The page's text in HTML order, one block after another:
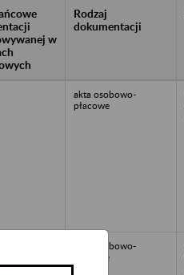
w
Rodzaj
dokumentacji
akta osobowo-
płacowe
akta osobowo-
płacowe